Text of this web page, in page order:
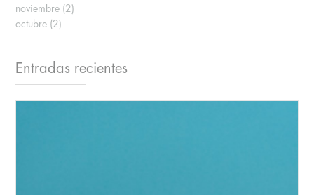
noviembre (2)
octubre (2)
Entradas recientes